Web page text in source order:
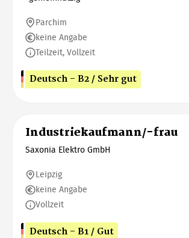
Parchim
keine Angabe
Teilzeit, Vollzeit
Deutsch - B2 / Sehr gut
Industriekaufmann/-frau
Saxonia Elektro GmbH
Leipzig
keine Angabe
Vollzeit
Deutsch - B1 / Gut